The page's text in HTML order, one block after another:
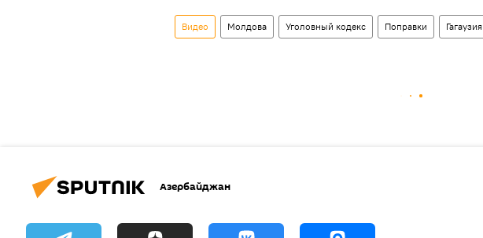
Видео Молдова Уголовный кодекс Поправки Гагаузия
Азербайджан